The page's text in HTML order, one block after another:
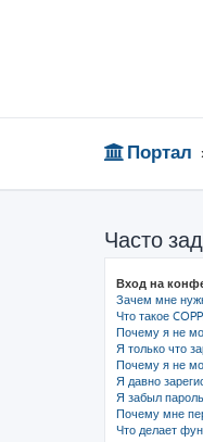
Портал
Часто
Вход на
Зачем мне
Что такое
Почему я не
Я только что
Почему я не
Я давно
Я забыл
Почему мне
Что делает